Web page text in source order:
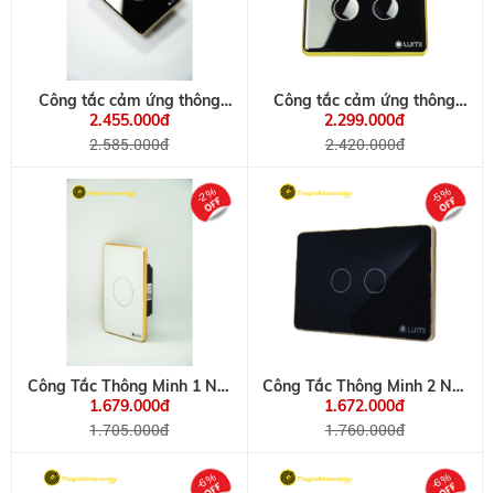
Công tắc cảm ứng thông
minh kính lõm viền
Champagne
2.455.000đ
2.585.000đ
Công tắc cảm ứng thông
minh kính lõm viền Vàng
2.299.000đ
2.420.000đ
Công Tắc Thông Minh 1 Nút
Viền Nhôm, Kính Phẳng
1.679.000đ
1.705.000đ
-2%
Công Tắc Thông Minh 2 Nút
Viền Nhôm, Kính Phẳng
1.672.000đ
1.760.000đ
-5%
-6% -6%